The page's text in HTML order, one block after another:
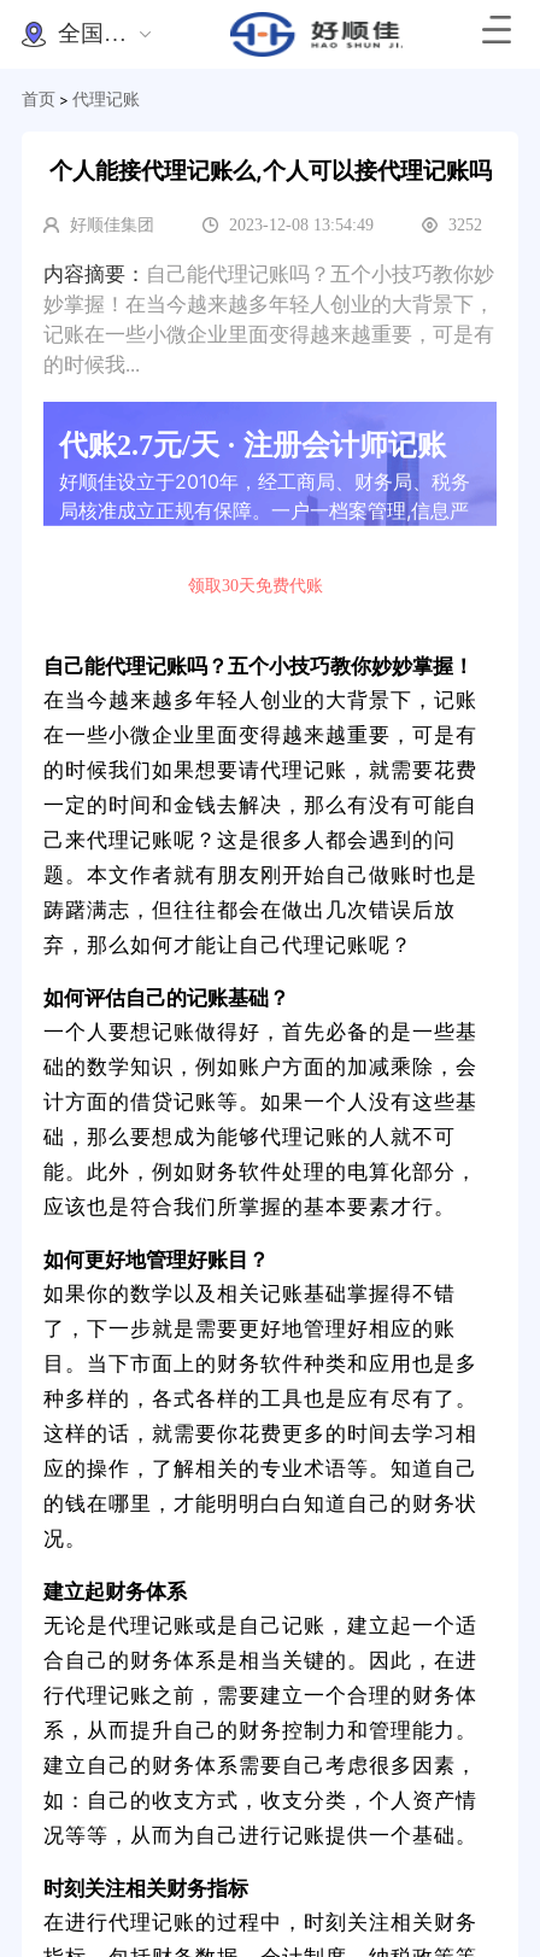
全国办理
首页 > 代理记账
个人能接代理记账么,个人可以接代理记账吗
好顺佳集团 2023-12-08 13:54:49 3252
内容摘要： 自己能代理记账吗？五个小技巧教你妙
妙掌握！在当今越来越多年轻人创业的大背景下，
记账在一些小微企业里面变得越来越重要，可是有
的时候我...
代账2.7元/天 · 注册会计师记账
好顺佳设立于2010年，经工商局、财务局、税务
局核准成立正规有保障。一户一档案管理,信息严
领取30天免费代账
自己能代理记账吗？五个小技巧教你妙妙掌握！
在当今越来越多年轻人创业的大背景下，记账
在一些小微企业里面变得越来越重要，可是有
的时候我们如果想要请代理记账，就需要花费
一定的时间和金钱去解决，那么有没有可能自
己来代理记账呢？这是很多人都会遇到的问
题。本文作者就有朋友刚开始自己做账时也是
踌躇满志，但往往都会在做出几次错误后放
弃，那么如何才能让自己代理记账呢？
如何评估自己的记账基础？
一个人要想记账做得好，首先必备的是一些基
础的数学知识，例如账户方面的加减乘除，会
计方面的借贷记账等。如果一个人没有这些基
础，那么要想成为能够代理记账的人就不可
能。此外，例如财务软件处理的电算化部分，
应该也是符合我们所掌握的基本要素才行。
如何更好地管理好账目？
如果你的数学以及相关记账基础掌握得不错
了，下一步就是需要更好地管理好相应的账
目。当下市面上的财务软件种类和应用也是多
种多样的，各式各样的工具也是应有尽有了。
这样的话，就需要你花费更多的时间去学习相
应的操作，了解相关的专业术语等。知道自己
的钱在哪里，才能明明白白知道自己的财务状
况。
建立起财务体系
无论是代理记账或是自己记账，建立起一个适
合自己的财务体系是相当关键的。因此，在进
行代理记账之前，需要建立一个合理的财务体
系，从而提升自己的财务控制力和管理能力。
建立自己的财务体系需要自己考虑很多因素，
如：自己的收支方式，收支分类，个人资产情
况等等，从而为自己进行记账提供一个基础。
时刻关注相关财务指标
在进行代理记账的过程中，时刻关注相关财务